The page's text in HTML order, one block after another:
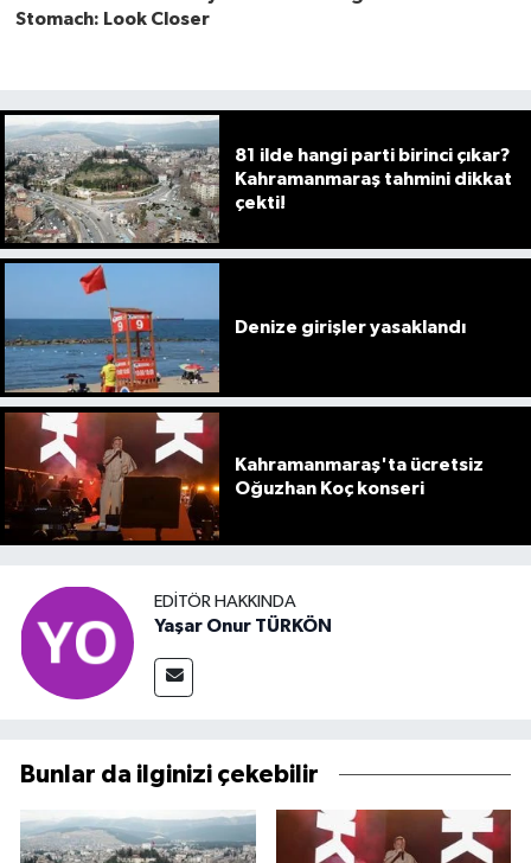
81 ilde hangi parti birinci çıkar?
Kahramanmaraş tahmini dikkat
çekti!
Denize girişler yasaklandı
Kahramanmaraş'ta ücretsiz
Oğuzhan Koç konseri
EDITÖR HAKKINDA
Yaşar Onur TÜRKÖN
Bunlar da ilginizi çekebilir